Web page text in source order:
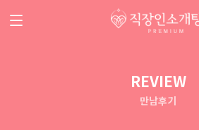
REVIEW
만남후기